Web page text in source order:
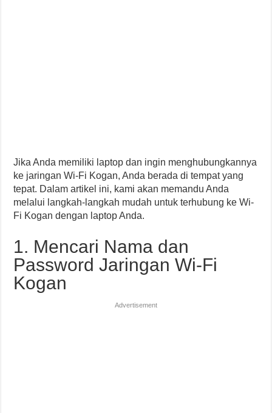
Jika Anda memiliki laptop dan ingin menghubungkannya
ke jaringan Wi-Fi Kogan, Anda berada di tempat yang
tepat. Dalam artikel ini, kami akan memandu Anda
melalui langkah-langkah mudah untuk terhubung ke Wi-
Fi Kogan dengan laptop Anda.
1. Mencari Nama dan
Password Jaringan Wi-Fi
Kogan
Advertisement